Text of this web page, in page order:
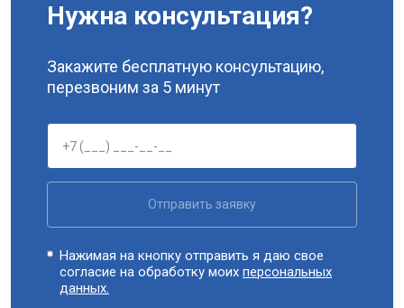
Нужна консультация?
Закажите бесплатную консультацию,
перезвоним за 5 минут
Отправить заявку
Нажимая на кнопку отправить я даю свое
согласие на обработку моихперсональных
данных.